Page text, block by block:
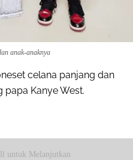
anak-anaknya
celana panjang dan
papa Kanye West.
untuk Melanjutkan